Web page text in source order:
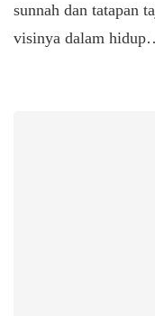
sunnah dan tatapan
visinya dalam